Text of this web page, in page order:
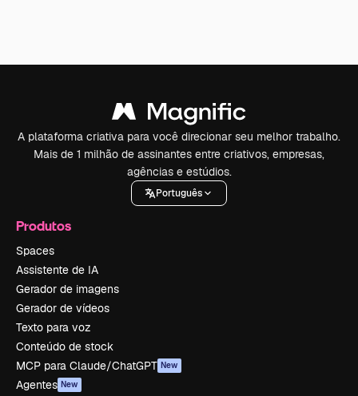
A plataforma criativa para você direcionar seu melhor trabalho.
Mais de 1 milhão de assinantes entre criativos, empresas,
agências e estúdios.
Português
Produtos
Spaces
Assistente de IA
Gerador de imagens
Gerador de vídeos
Texto para voz
Conteúdo de stock
MCP para Claude/ChatGPT New
Agentes New